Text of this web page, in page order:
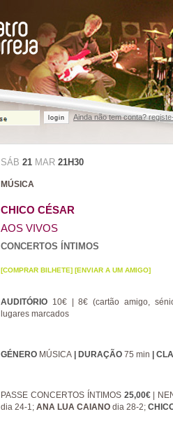
login Ainda não tem conta?
SÁB 21 MAR 21H30
MÚSICA
CHICO CÉSAR
AOS VIVOS
CONCERTOS ÍNTIMOS
[COMPRAR BILHETE] [ENVIAR A UM AMIGO]
AUDITÓRIO 10€ | 8€ (cartão amigo,
lugares marcados
GÉNERO MÚSICA | DURAÇÃO 75 min |
PASSE CONCERTOS ÍNTIMOS25,00€|
dia 24-1; ANA LUA CAIANO dia 28-2;